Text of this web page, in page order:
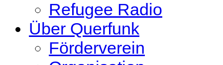
Refugee Radio
Über Querfunk
Förderverein